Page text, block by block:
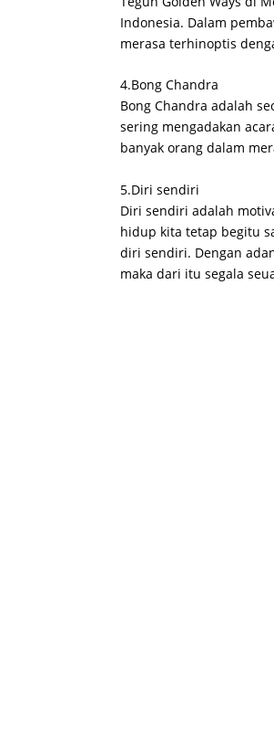
Indonesia. Dalam
merasa terhinoptis
4.Bong Chandra
Bong Chandra adalah
sering mengadakan
banyak orang dalam
5.Diri sendiri
Diri sendiri adalah
hidup kita tetap begitu
diri sendiri. Dengan
maka dari itu segala